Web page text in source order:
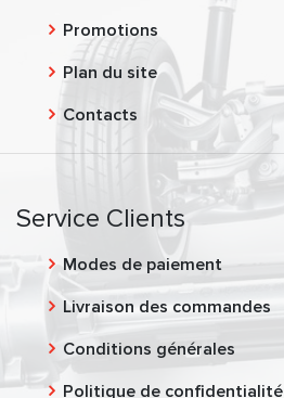
Promotions
Plan du site
Contacts
Service Clients
Modes de paiement
Livraison des commandes
Conditions générales
Politique de confidentialité